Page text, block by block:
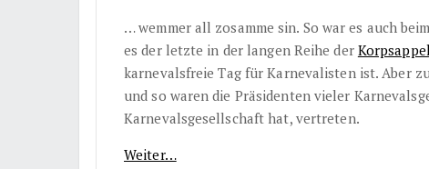
… wemmer all zosamme sin. So war es auch beim
es der letzte in der langen Reihe der
karnevalsfreie Tag für Karnevalisten ist. Aber
und so waren die Präsidenten vieler
Karnevalsgesellschaft hat, vertreten.
Weiter…